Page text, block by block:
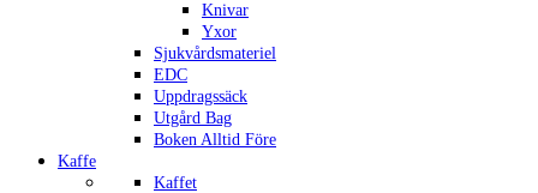
Knivar
Yxor
Sjukvårdsmateriel
EDC
Uppdragssäck
Utgård Bag
Boken Alltid Före
Kaffe
Kaffet